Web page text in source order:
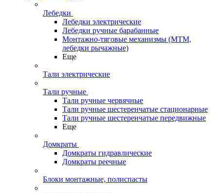
Лебедки
Лебедки электрические
Лебедки ручные барабанные
Монтажно-тяговые механизмы (МТМ,
лебедки рычажные)
Еще
Тали электрические
Тали ручные
Тали ручные червячные
Тали ручные шестеренчатые стационарные
Тали ручные шестеренчатые передвижные
Еще
Домкраты
Домкраты гидравлические
Домкраты реечные
Блоки монтажные, полиспасты